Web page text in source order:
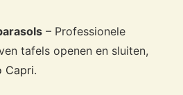
– Professionele
tafels openen en sluiten,
Capri.